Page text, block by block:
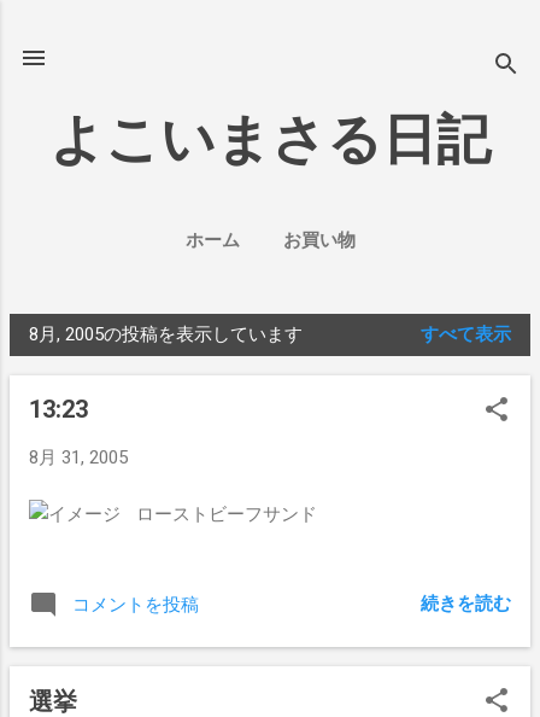
よこいまさる日記
ホーム お買い物
投
稿
8月, 2005の投稿を表示しています すべて表示
13:23
8月 31, 2005
ローストビーフサンド
コメントを投稿 続きを読む
選挙